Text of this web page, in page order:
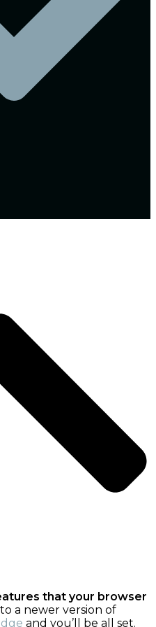
that your browser
a newer version of
and you’ll be all set.